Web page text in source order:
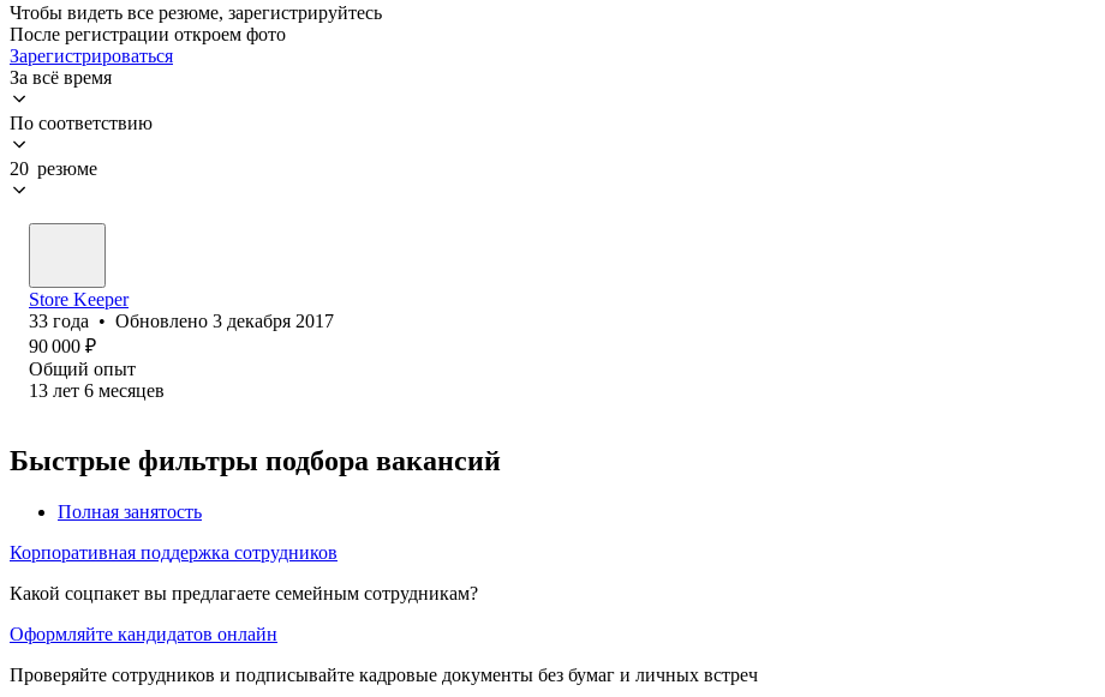
Чтобы видеть все резюме, зарегистрируйтесь
После регистрации откроем фото
Зарегистрироваться
За всё время
По соответствию
20 резюме
Store Keeper
33 года • Обновлено 3 декабря 2017
90 000 ₽
Общий опыт
13 лет 6 месяцев
Быстрые фильтры подбора вакансий
Полная занятость
Корпоративная поддержка сотрудников
Какой соцпакет вы предлагаете семейным сотрудникам?
Оформляйте кандидатов онлайн
Проверяйте сотрудников и подписывайте кадровые документы без бумаг и личных встреч